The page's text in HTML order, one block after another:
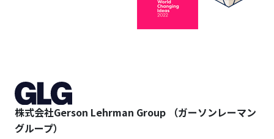
株式会社Gerson Lehrman Group （ガーソンレーマン
グループ）